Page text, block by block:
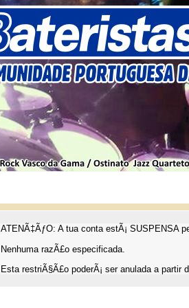
ATENÃ‡ÃƒO: A tua conta estÃ¡ SUSPENSA
Nenhuma razÃ£o especificada.
Esta restriÃ§Ã£o poderÃ¡ ser anulada a partir